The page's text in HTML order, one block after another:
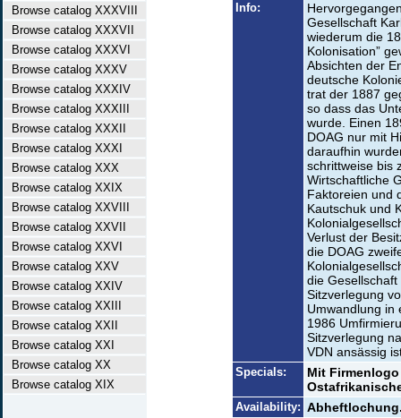
Browse catalog XXXVIII
Browse catalog XXXVII
Browse catalog XXXVI
Browse catalog XXXV
Browse catalog XXXIV
Browse catalog XXXIII
Browse catalog XXXII
Browse catalog XXXI
Browse catalog XXX
Browse catalog XXIX
Browse catalog XXVIII
Browse catalog XXVII
Browse catalog XXVI
Browse catalog XXV
Browse catalog XXIV
Browse catalog XXIII
Browse catalog XXII
Browse catalog XXI
Browse catalog XX
Browse catalog XIX
Info:
Gesellschaft
wiederum die
Kolonisation”
Absichten der
deutsche
trat der 1887
so dass das
wurde. Einen
DOAG nur mit
daraufhin
schrittweise bis
Wirtschaftliche
Faktoreien und
Kautschuk und
Verlust der
die DOAG
die
Sitzverlegung
Umwandlung in
1986
Sitzverlegung
VDN ansässig
Specials:
Mit
Availability: